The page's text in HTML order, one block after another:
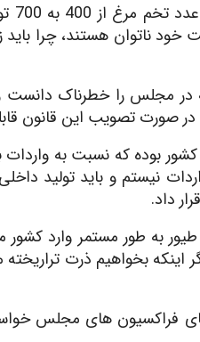
ناتوان هستند، چرا باید
در مجلس را خطرناک
صورت تصویب این قانون
بوده که نسبت به واردات
نیستم و باید تولید
داد.
به طور مستمر وارد
اینکه بخواهیم ذرت
فراکسیون های مجلس